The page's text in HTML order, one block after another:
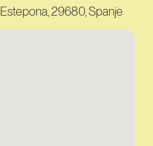
29680, Spanje